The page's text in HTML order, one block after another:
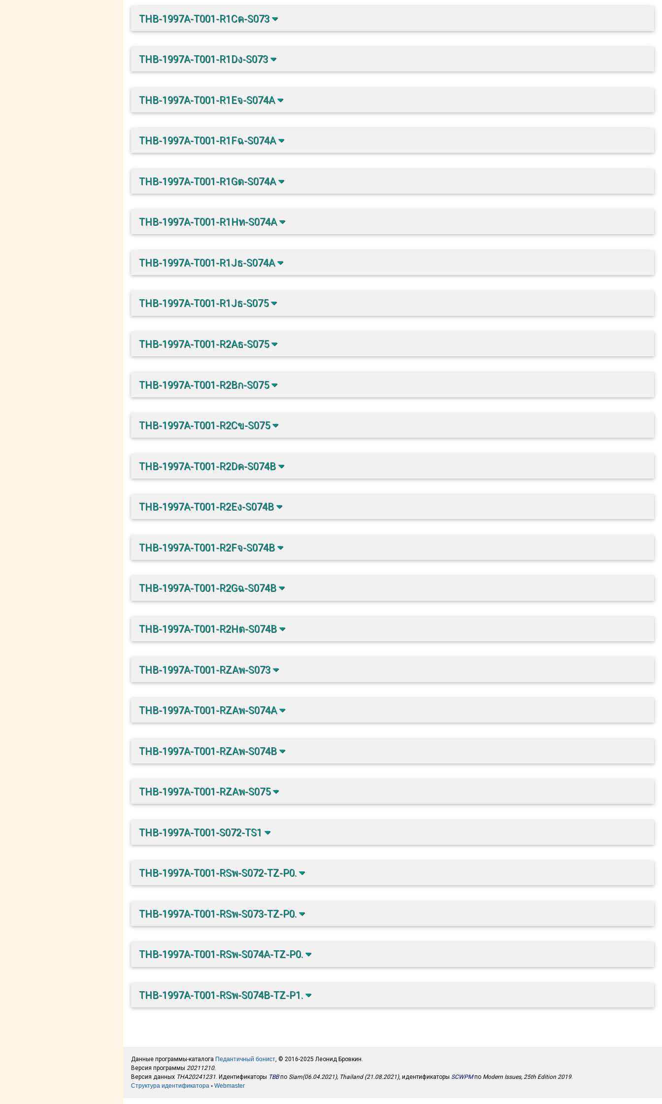
THB-1997A-T001-R1Cค-S073
THB-1997A-T001-R1Dง-S073
THB-1997A-T001-R1Eจ-S074A
THB-1997A-T001-R1Fฉ-S074A
THB-1997A-T001-R1Gต-S074A
THB-1997A-T001-R1Hท-S074A
THB-1997A-T001-R1Jธ-S074A
THB-1997A-T001-R1Jธ-S075
THB-1997A-T001-R2Aธ-S075
THB-1997A-T001-R2Bก-S075
THB-1997A-T001-R2Cข-S075
THB-1997A-T001-R2Dค-S074B
THB-1997A-T001-R2Eง-S074B
THB-1997A-T001-R2Fจ-S074B
THB-1997A-T001-R2Gฉ-S074B
THB-1997A-T001-R2Hต-S074B
THB-1997A-T001-RZAพ-S073
THB-1997A-T001-RZAพ-S074A
THB-1997A-T001-RZAพ-S074B
THB-1997A-T001-RZAพ-S075
THB-1997A-T001-S072-TS1
THB-1997A-T001-RSพ-S072-TZ-P0.
THB-1997A-T001-RSพ-S073-TZ-P0.
THB-1997A-T001-RSพ-S074A-TZ-P0.
THB-1997A-T001-RSพ-S074B-TZ-P1.
Данные программы-каталога Педантичный бонист, © 2016-2025 Леонид Бровкин.
Версия программы 20211210.
Версия данных THA20241231. Идентификаторы TBBпо Siam(06.04.2021), Thailand (21.08.2021), идентификаторы SCWPMпо Modern Issues, 25th Edition 2019.
Структура идентификатора ◦ Webmaster